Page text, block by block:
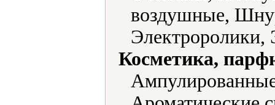
воздушные,
Электроролики,
Косметика,